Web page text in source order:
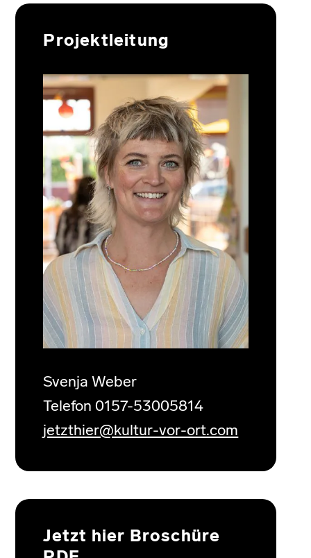
Projektleitung
Svenja Weber
Telefon 0157-53005814
jetzthier@kultur-vor-ort.com
Jetzt hier Broschüre